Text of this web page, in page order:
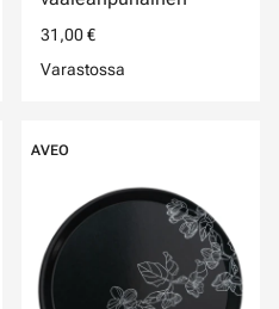
31,00 €
Varastossa
AVEO